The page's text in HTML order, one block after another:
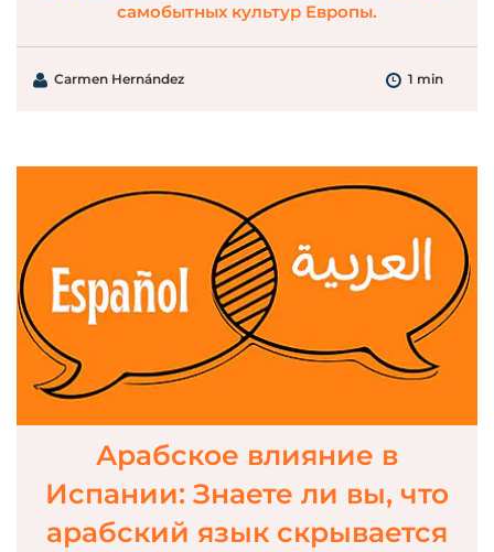
самобытных культур Европы.
Carmen Hernández 1 min
Арабское влияние в
Испании: Знаете ли вы, что
арабский язык скрывается